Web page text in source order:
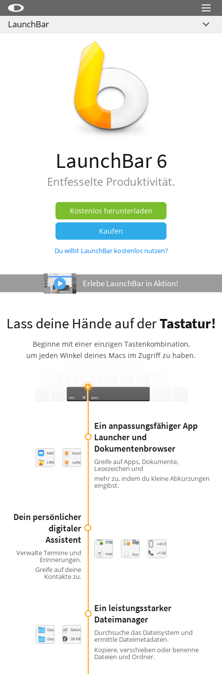
Little Snitch
Internet Access Policy Viewer
LaunchBar
Menu
LaunchBar 6
Entfesselte Produktivität.
Kostenlos herunterladen
Kaufen
Du willst LaunchBar kostenlos nutzen?
Erlebe LaunchBar in Aktion!
Lass deine Hände auf derTastatur!
Beginne mit einer einzigen Tastenkombination,
um jeden Winkel deines Macs im Zugriff zu haben.
Ein anpassungsfähiger App
Launcher und
Dokumentenbrowser
Greife auf Apps, Dokumente,
Lesezeichen und
mehr zu, indem du kleine Abkürzungen
eingibst.
Dein persönlicher
digitaler
Assistent
Verwalte Termine und
Erinnerungen.
Greife auf deine
Kontakte zu.
Ein leistungsstarker
Dateimanager
Durchsuche das Dateisystem und
ermittle Dateimetadaten.
Kopiere, verschieben oder benenne
Dateien und Ordner.